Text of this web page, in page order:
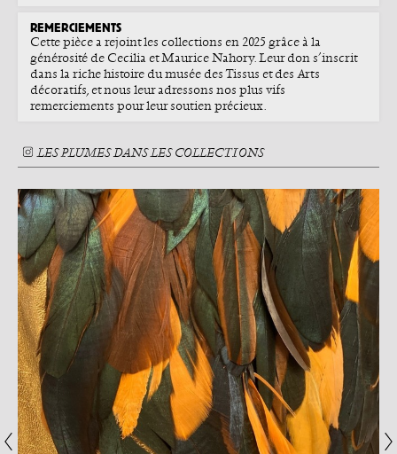
REMERCIEMENTS
Cette pièce a rejoint les collections en 2025 grâce à la
générosité de Cecilia et Maurice Nahory. Leur don s’inscrit
dans la riche histoire du musée des Tissus et des Arts
décoratifs, et nous leur adressons nos plus vifs
remerciements pour leur soutien précieux.
LES PLUMES DANS LES COLLECTIONS